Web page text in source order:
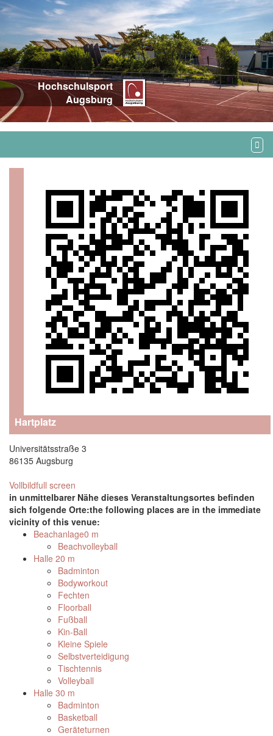
Hochschulsport
Augsburg
Hartplatz
Universitätsstraße 3
86135 Augsburg
Vollbildfull screen
in unmittelbarer Nähe dieses Veranstaltungsortes befinden
sich folgende Orte:the following places are in the immediate
vicinity of this venue:
Beachanlage0 m
Beachvolleyball
Halle 20 m
Badminton
Bodyworkout
Fechten
Floorball
Fußball
Kin-Ball
Kleine Spiele
Selbstverteidigung
Tischtennis
Volleyball
Halle 30 m
Badminton
Basketball
Geräteturnen